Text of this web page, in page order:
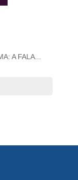
A FALA...